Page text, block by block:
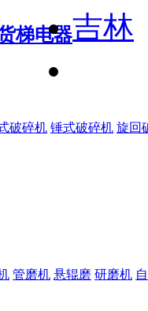
梯电器
破碎机 锤式破碎机 旋回
管磨机 悬辊磨 研磨机
吉林